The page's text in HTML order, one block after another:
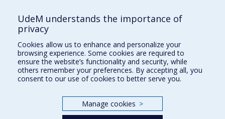
Faculté de l'aménagement
École d'architecture
École de design
UdeM understands the importance of
privacy
Cookies allow us to enhance and personalize your
browsing experience. Some cookies are required to
ensure the website’s functionality and security, while
others remember your preferences. By accepting all, you
consent to our use of cookies to better serve you.
Manage cookies >